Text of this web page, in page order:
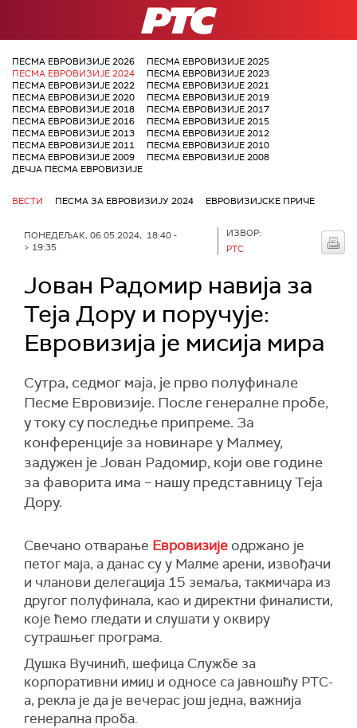
РТС
ПЕСМА ЕВРОВИЗИЈЕ 2026
ПЕСМА ЕВРОВИЗИЈЕ 2025
ПЕСМА ЕВРОВИЗИЈЕ 2024
ПЕСМА ЕВРОВИЗИЈЕ 2023
ПЕСМА ЕВРОВИЗИЈЕ 2022
ПЕСМА ЕВРОВИЗИЈЕ 2021
ПЕСМА ЕВРОВИЗИЈЕ 2020
ПЕСМА ЕВРОВИЗИЈЕ 2019
ПЕСМА ЕВРОВИЗИЈЕ 2018
ПЕСМА ЕВРОВИЗИЈЕ 2017
ПЕСМА ЕВРОВИЗИЈЕ 2016
ПЕСМА ЕВРОВИЗИЈЕ 2015
ПЕСМА ЕВРОВИЗИЈЕ 2013
ПЕСМА ЕВРОВИЗИЈЕ 2012
ПЕСМА ЕВРОВИЗИЈЕ 2011
ПЕСМА ЕВРОВИЗИЈЕ 2010
ПЕСМА ЕВРОВИЗИЈЕ 2009
ПЕСМА ЕВРОВИЗИЈЕ 2008
ДЕЧЈА ПЕСМА ЕВРОВИЗИЈЕ
ВЕСТИ ПЕСМА ЗА ЕВРОВИЗИЈУ 2024 ЕВРОВИЗИЈСКЕ ПРИЧЕ
ПОНЕДЕЉАК, 06.05.2024, 18:40 -
> 19:35
ИЗВОР:
РТС
Јован Радомир навија за
Теја Дору и поручује:
Евровизија је мисија мира
Сутра, седмог маја, је прво полуфинале
Песме Евровизије. После генералне пробе,
у току су последње припреме. За
конференције за новинаре у Малмеу,
задужен је Јован Радомир, који ове године
за фаворита има – нашу представницу Теја
Дору.
Свечано отварање Евровизије одржано је
петог маја, а данас су у Малме арени, извођачи
и чланови делегација 15 земаља, такмичара из
другог полуфинала, као и директни финалисти,
које ћемо гледати и слушати у оквиру
сутрашњег програма.
Душка Вучинић, шефица Службе за
корпоративни имиџ и односе са јавношћу РТС-
а, рекла је да је вечерас још једна, важнија
генерална проба.